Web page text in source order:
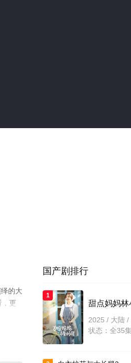
的大
，更
国产剧排行
1
甜点妈妈林
2025 / 大陆
状态：全35集